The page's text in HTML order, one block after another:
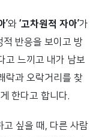
’와 ‘고차원적 자아’가
적 반응을 보이고 방
고 느끼고 내가 남보
락과 오락거리를 찾
한다고 합니다.
고 싶을 때, 다른 사람